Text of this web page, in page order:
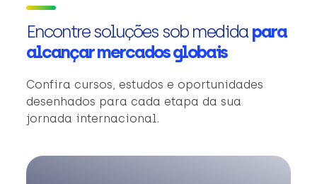
Encontre soluções sob medidapara
alcançar mercados globais
Confira cursos, estudos e oportunidades
desenhados para cada etapa da sua
jornada internacional.